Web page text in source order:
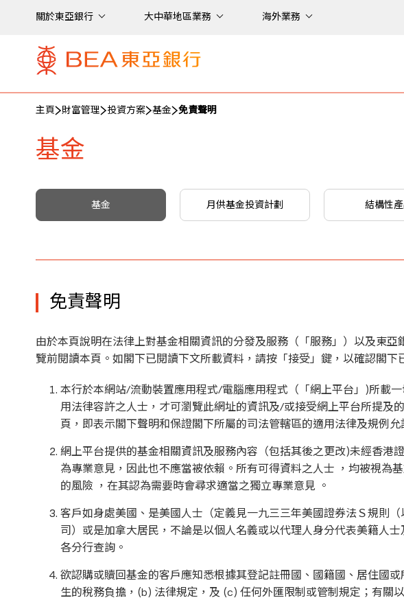
關於東亞銀行 大中華地區業務 海外業務
主頁 財富管理 投資方案 基金 免責聲明
基金
基金 月供基金投資計劃 結構性
免責聲明
由於本頁說明在法律上對基金相關資訊的分發及服務（「服務」）以及東
覽前閱讀本頁。如閣下已閱讀下文所載資料，請按「接受」鍵，以確認閣下
本行於本網站/流動裝置應用程式/電腦應用程式（「網上平台」)所載
用法律容許之人士，才可瀏覽此網址的資訊及/或接受網上平台所提及
頁，即表示閣下聲明和保證閣下所屬的司法管轄區的適用法律及規例允
網上平台提供的基金相關資訊及服務內容（包括其後之更改)未經香港
為專業意見，因此也不應當被依賴。所有可得資料之人士 ，均被視為
的風險 ，在其認為需要時會尋求適當之獨立專業意見 。
客戶如身處美國、是美國人士（定義見一九三三年美國證券法Ｓ規則
司）或是加拿大居民，不論是以個人名義或以代理人身分代表美籍人
各分行查詢。
欲認購或贖回基金的客戶應知悉根據其登記註冊國、國籍國、居住國
生的稅務負擔，(b) 法律規定，及 (c) 任何外匯限制或管制規定；有關